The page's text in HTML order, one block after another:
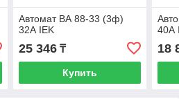
Автомат ВА 88-33 (3ф)
32А IEK
25 346₸
Купить
40А
18